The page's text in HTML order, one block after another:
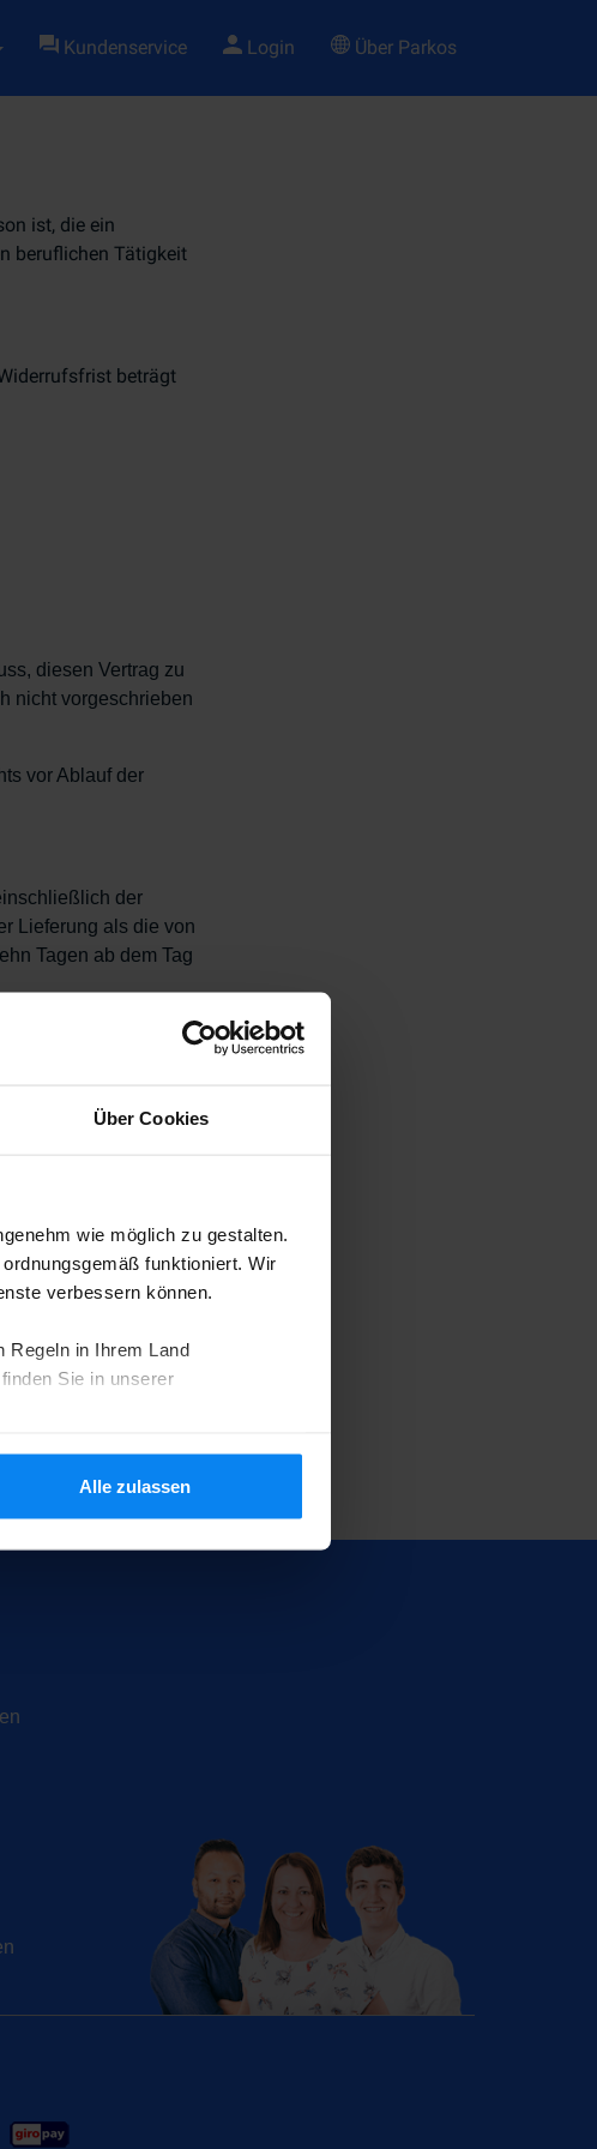
Über Cookies
wie möglich zu gestalten.
funktioniert. Wir
verbessern können.
Regeln in Ihrem Land
Sie in unserer
Alle zulassen
Kundenservice Login Über Parkos
ist, die ein
beruflichen Tätigkeit
beträgt
diesen Vertrag zu
nicht vorgeschrieben
vor Ablauf der
der
Lieferung als die von
Tagen ab dem Tag
eingesetzt haben,
Rückzahlung
angemessenen
hinsichtlich
vorgesehenen
zu anderen
und Getränken sowie
die Erbringung einen